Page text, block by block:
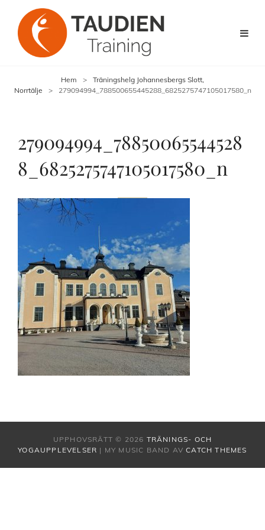
Hem >
Träningshelg Johannesbergs Slott,
Norrtälje
> 279094994_788500655445288_6825275747105017580_n
279094994_78850065544528
8_6825275747105017580_n
UPPHOVSRÄTT © 2026 TRÄNINGS- OCH
YOGAUPPLEVELSER | MY MUSIC BAND AVCATCH THEMES